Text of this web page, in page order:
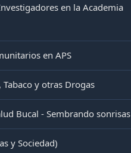
en la Academia
en APS
y otras Drogas
Bucal - Sembrando sonrisas
y Sociedad)